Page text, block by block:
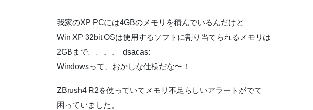
我家のXP PCには4GBのメモリを積んでいるんだけど
Win XP 32bit OSは使用するソフトに割り当てられるメモリは
2GBまで。。。。 :dsadas:
Windowsって、おかしな仕様だな〜！
ZBrush4 R2を使っていてメモリ不足らしいアラートがでて
困っていました。